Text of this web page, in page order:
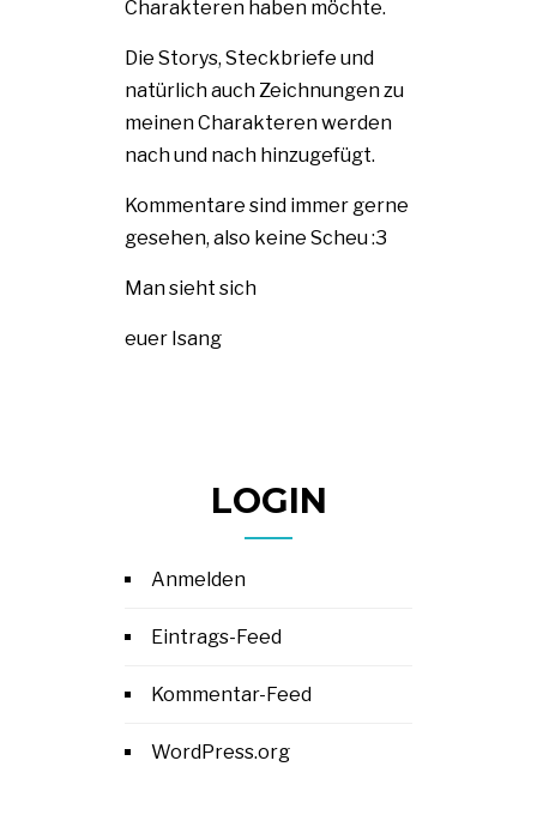
Charakteren haben möchte.
Die Storys, Steckbriefe und
natürlich auch Zeichnungen zu
meinen Charakteren werden
nach und nach hinzugefügt.
Kommentare sind immer gerne
gesehen, also keine Scheu :3
Man sieht sich
euer Isang
LOGIN
Anmelden
Eintrags-Feed
Kommentar-Feed
WordPress.org